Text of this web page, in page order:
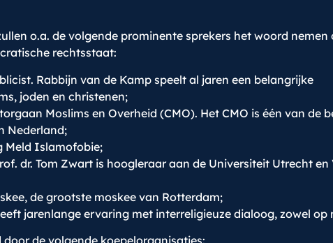
o.a. de volgende prominente sprekers het woord
rechtsstaat:
Rabbijn van de Kamp speelt al jaren een belangrijke
joden en christenen;
Moslims en Overheid (CMO). Het CMO is één van de
Nederland;
Meld Islamofobie;
dr. Tom Zwart is hoogleraar aan de Universiteit Utrecht
de grootste moskee van Rotterdam;
jarenlange ervaring met interreligieuze dialoog, zowel
door de volgende koepelorganisaties: